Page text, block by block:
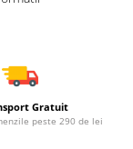
Gratuit
peste 290 de lei